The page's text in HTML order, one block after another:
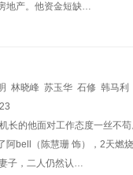
地产。他资金短缺…
林晓峰 苏玉华 石修 韩马利
奕迅
长的他面对工作态度一丝不
bell（陈慧珊 饰），2天燃
子，二人仍然认…